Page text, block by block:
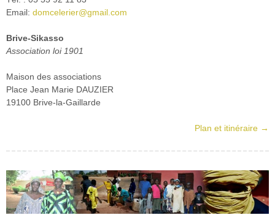
Email: domcelerier@gmail.com
Brive-Sikasso
Association loi 1901
Maison des associations
Place Jean Marie DAUZIER
19100 Brive-la-Gaillarde
Plan et itinéraire →